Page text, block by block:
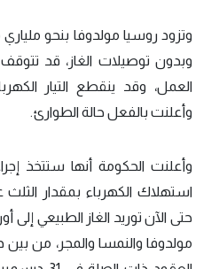
وتزود روسيا مولدوفا بنحو
وبدون توصيلات الغاز، قد
العمل، وقد ينقطع التيار
وأعلنت بالفعل حالة الطوارئ.
وأعلنت الحكومة أنها ستتخذ
استهلاك الكهرباء بمقدار
حتى الآن توريد الغاز الطبيعي إلى
مولدوفا والنمسا والمجر، من